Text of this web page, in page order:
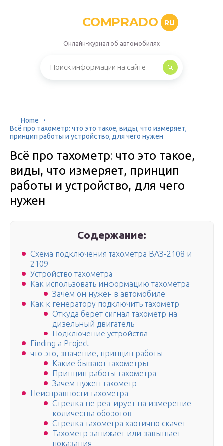
COMPRADO RU
Онлайн-журнал об автомобилях
Home
Всё про тахометр: что это такое, виды, что измеряет,
принцип работы и устройство, для чего нужен
Всё про тахометр: что это такое,
виды, что измеряет, принцип
работы и устройство, для чего
нужен
Содержание:
Схема подключения тахометра ВАЗ-2108 и
2109
Устройство тахометра
Как использовать информацию тахометра
Зачем он нужен в автомобиле
Как к генератору подключить тахометр
Откуда берет сигнал тахометр на
дизельный двигатель
Подключение устройства
Finding a Project
что это, значение, принцип работы
Какие бывают тахометры
Принцип работы тахометра
Зачем нужен тахометр
Неисправности тахометра
Стрелка не реагирует на измерение
количества оборотов
Стрелка тахометра хаотично скачет
Тахометр занижает или завышает
показания